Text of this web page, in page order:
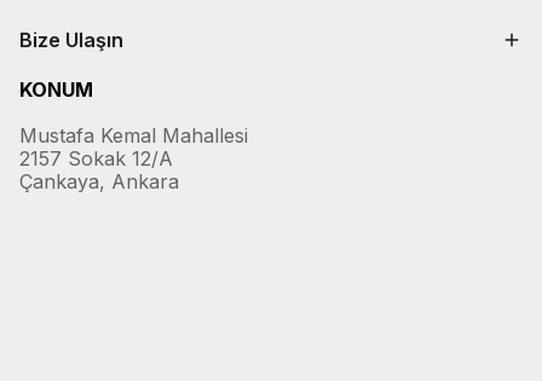
Bize Ulaşın
KONUM
Mustafa Kemal Mahallesi
2157 Sokak 12/A
Çankaya, Ankara